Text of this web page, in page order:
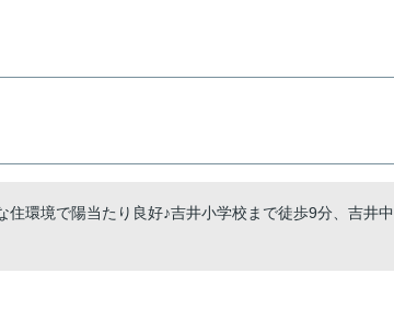
環境で陽当たり良好♪吉井小学校まで徒歩9分、吉井中